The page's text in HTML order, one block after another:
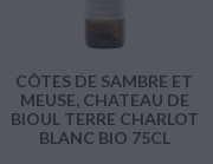
CÔTES DE SAMBRE ET
MEUSE, CHATEAU DE
BIOUL TERRE CHARLOT
BLANC BIO 75CL